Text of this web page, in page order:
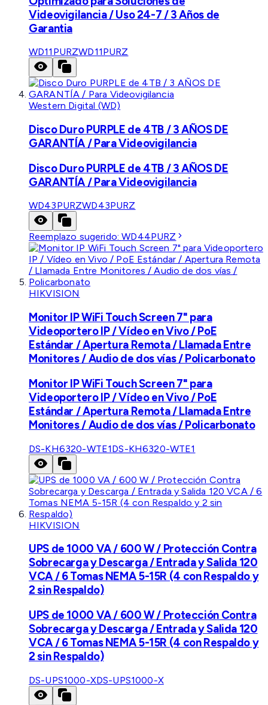
Videovigilancia / Uso 24-7 / 3 Años de
Garantia
WD11PURZWD11PURZ
Western Digital (WD)
Disco Duro PURPLE de 4TB / 3 AÑOS DE
GARANTÍA / Para Videovigilancia
Disco Duro PURPLE de 4TB / 3 AÑOS DE
GARANTÍA / Para Videovigilancia
WD43PURZWD43PURZ
Reemplazo sugerido:WD44PURZ
HIKVISION
Monitor IP WiFi Touch Screen 7" para
Videoportero IP / Vídeo en Vivo / PoE
Estándar / Apertura Remota / Llamada Entre
Monitores / Audio de dos vías / Policarbonato
Monitor IP WiFi Touch Screen 7" para
Videoportero IP / Vídeo en Vivo / PoE
Estándar / Apertura Remota / Llamada Entre
Monitores / Audio de dos vías / Policarbonato
DS-KH6320-WTE1DS-KH6320-WTE1
HIKVISION
UPS de 1000 VA / 600 W / Protección Contra
Sobrecarga y Descarga / Entrada y Salida 120
VCA / 6 Tomas NEMA 5-15R (4 con Respaldo y
2 sin Respaldo)
UPS de 1000 VA / 600 W / Protección Contra
Sobrecarga y Descarga / Entrada y Salida 120
VCA / 6 Tomas NEMA 5-15R (4 con Respaldo y
2 sin Respaldo)
DS-UPS1000-XDS-UPS1000-X